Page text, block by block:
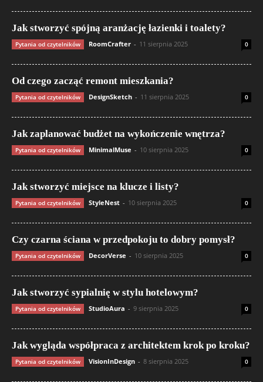
Jak stworzyć spójną aranżację łazienki i toalety?
Pytania od czytelników RoomCrafter - 11 sierpnia 2025 0
Od czego zacząć remont mieszkania?
Pytania od czytelników DesignSketch - 11 sierpnia 2025 0
Jak zaplanować budżet na wykończenie wnętrza?
Pytania od czytelników MinimalMuse - 10 sierpnia 2025 0
Jak stworzyć miejsce na klucze i listy?
Pytania od czytelników StyleNest - 10 sierpnia 2025 0
Czy czarna ściana w przedpokoju to dobry pomysł?
Pytania od czytelników DecorVerse - 10 sierpnia 2025 0
Jak stworzyć sypialnię w stylu hotelowym?
Pytania od czytelników StudioAura - 9 sierpnia 2025 0
Jak wygląda współpraca z architektem krok po kroku?
Pytania od czytelników VisionInDesign - 8 sierpnia 2025 0